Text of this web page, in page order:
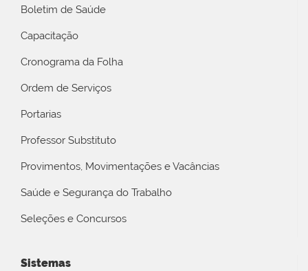
Boletim de Saúde
Capacitação
Cronograma da Folha
Ordem de Serviços
Portarias
Professor Substituto
Provimentos, Movimentações e Vacâncias
Saúde e Segurança do Trabalho
Seleções e Concursos
Sistemas